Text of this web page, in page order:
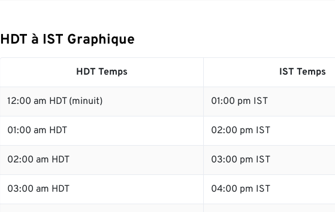
HDT à IST Graphique
HDT Temps IST Temps
12:00 am HDT (minuit) 01:00 pm IST
01:00 am HDT 02:00 pm IST
02:00 am HDT 03:00 pm IST
03:00 am HDT 04:00 pm IST